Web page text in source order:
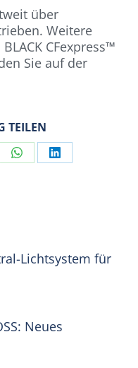
über
Weitere
CFexpress™
Sie auf der
TEILEN
Share Share
Lichtsystem für
Neues